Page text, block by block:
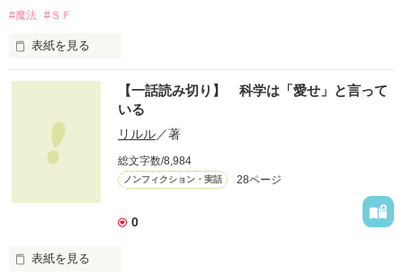
#魔法 #ＳＦ
表紙を見る
マジメに馬鹿をやれる人って、
だから…
だから、私も…
童心に還って…
「セーラームーン」を
恋愛モノの“箸休め”に
【一話読み切り】 科学は「愛せ」と言って
いる
リルル／著
総文字数/8,984
ノンフィクション・実話 28ページ
0
表紙を見る